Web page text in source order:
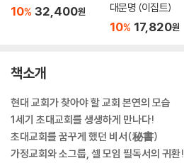
10% 32,400원
대문명 (이집트)
10% 17,820원
책소개
현대 교회가 찾아야 할 교회 본연의 모습
1세기 초대교회를 생생하게 만나다!
초대교회를 꿈꾸게 했던 비서(秘書)
가정교회와 소그룹, 셀 모임 필독서의 귀환!